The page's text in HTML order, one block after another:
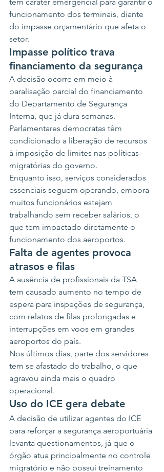
tem caráter emergencial para garantir o
funcionamento dos terminais, diante
do impasse orçamentário que afeta o
setor.
Impasse político trava
financiamento da segurança
A decisão ocorre em meio à
paralisação parcial do financiamento
do Departamento de Segurança
Interna, que já dura semanas.
Parlamentares democratas têm
condicionado a liberação de recursos
à imposição de limites nas políticas
migratórias do governo.
Enquanto isso, serviços considerados
essenciais seguem operando, embora
muitos funcionários estejam
trabalhando sem receber salários, o
que tem impactado diretamente o
funcionamento dos aeroportos.
Falta de agentes provoca
atrasos e filas
A ausência de profissionais da TSA
tem causado aumento no tempo de
espera para inspeções de segurança,
com relatos de filas prolongadas e
interrupções em voos em grandes
aeroportos do país.
Nos últimos dias, parte dos servidores
tem se afastado do trabalho, o que
agravou ainda mais o quadro
operacional.
Uso do ICE gera debate
A decisão de utilizar agentes do ICE
para reforçar a segurança aeroportuária
levanta questionamentos, já que o
órgão atua principalmente no controle
migratório e não possui treinamento